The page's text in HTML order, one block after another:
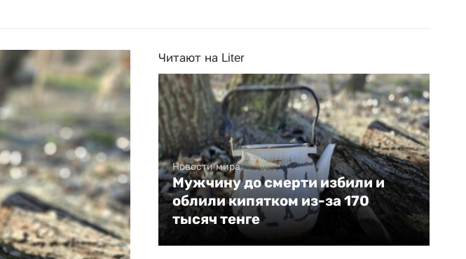
Читают на Liter
Новости мира
Мужчину до смерти избили и
облили кипятком из-за 170
тысяч тенге